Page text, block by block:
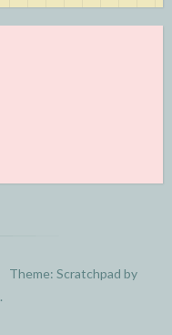
Theme: Scratchpad by
.